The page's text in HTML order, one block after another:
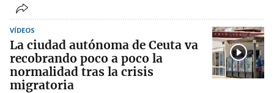
VÍDEOS
La ciudad autónoma de Ceuta va
recobrando poco a poco la
normalidad tras la crisis
migratoria